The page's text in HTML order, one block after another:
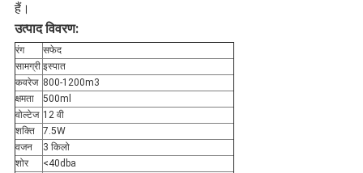
हैं।
उत्पाद विवरण:
रंग
सफेद
सामग्री इस्पात
कवरेज 800-1200m3
क्षमता
500ml
वोल्टेज 12 वी
शक्ति
7.5W
वजन
3 किलो
शोर
<40dba